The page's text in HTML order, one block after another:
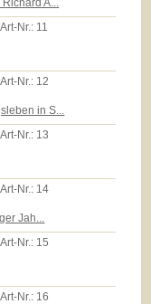
A...
Art-Nr.: 11
Art-Nr.: 12
in S...
Art-Nr.: 13
Art-Nr.: 14
Jah...
Art-Nr.: 15
Art-Nr.: 16